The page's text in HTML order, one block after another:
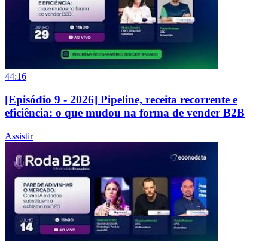
44:16
[Episódio 9 - 2026] Pipeline, receita recorrente e
eficiência: o que mudou na forma de vender B2B
Assistir